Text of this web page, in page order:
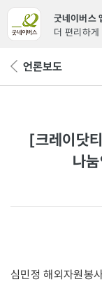
굿네이버스
더 편리하
뒤 언론보도
[크레이닷
나
심민정 해외자원봉